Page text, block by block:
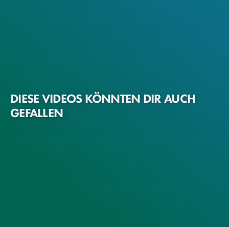
DIESE VIDEOS KÖNNTEN DIR AUCH
GEFALLEN